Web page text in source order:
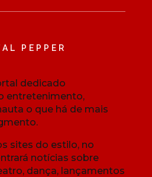
PEPPER
dedicado
entretenimento,
o que há de mais
sites do estilo, no
notícias sobre
dança, lançamentos